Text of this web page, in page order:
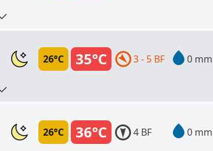
35°C
26°C 3 - 5 BF 0 mm
36°C
26°C 4 BF 0 mm